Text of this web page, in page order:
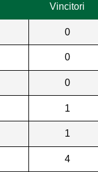
Vincitori
0
0
0
1
1
4